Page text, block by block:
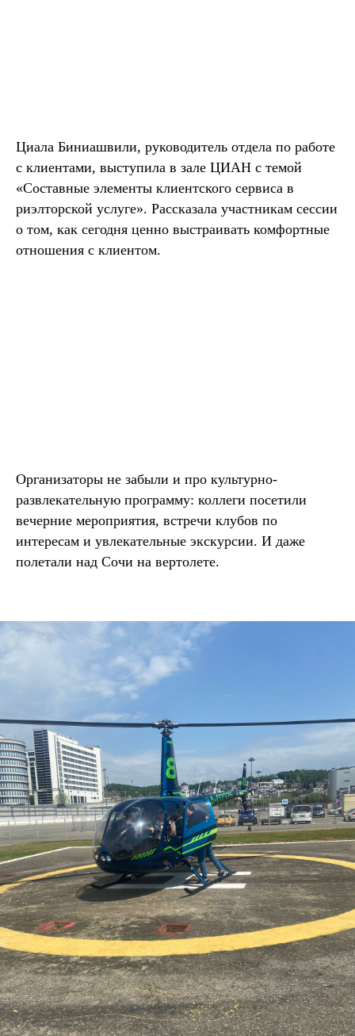
Циала Биниашвили, руководитель отдела по работе
с клиентами, выступила в зале ЦИАН с темой
«Составные элементы клиентского сервиса в
риэлторской услуге». Рассказала участникам сессии
о том, как сегодня ценно выстраивать комфортные
отношения с клиентом.
Организаторы не забыли и про культурно-
развлекательную программу: коллеги посетили
вечерние мероприятия, встречи клубов по
интересам и увлекательные экскурсии. И даже
полетали над Сочи на вертолете.